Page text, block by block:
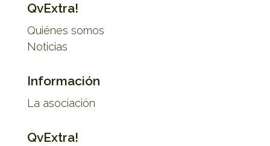
QvExtra!
Quiénes somos
Noticias
Información
La asociación
QvExtra!